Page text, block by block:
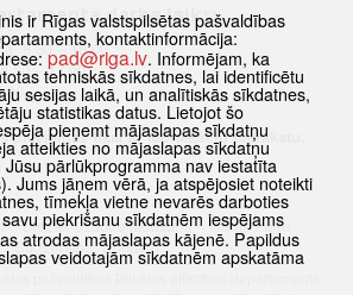
darba laiks:
8.30 – 18.00
– 17.00
pieejamas tikai ar iepriekšēju pierakstu.
Biežāk uzdotie jautājumi
Lapas karte
Sīkdatnes
Kontakti
pašvaldības Pilsētas attīstības departaments.
ir Rīgas valstspilsētas pašvaldības
kontaktinformācija:
pad@riga.lv. Informējam, ka
tehniskās sīkdatnes, lai identificētu
sesijas laikā, un analītiskās sīkdatnes,
statistikas datus. Lietojot šo
pieņemt mājaslapas sīkdatņu
atteikties no mājaslapas sīkdatņu
pārlūkprogramma nav iestatīta
Jums jāņem vērā, ja atspējosiet noteikti
tīmekļa vietne nevarēs darboties
piekrišanu sīkdatnēm iespējams
atrodas mājaslapas kājenē. Papildus
veidotajām sīkdatnēm apskatāma